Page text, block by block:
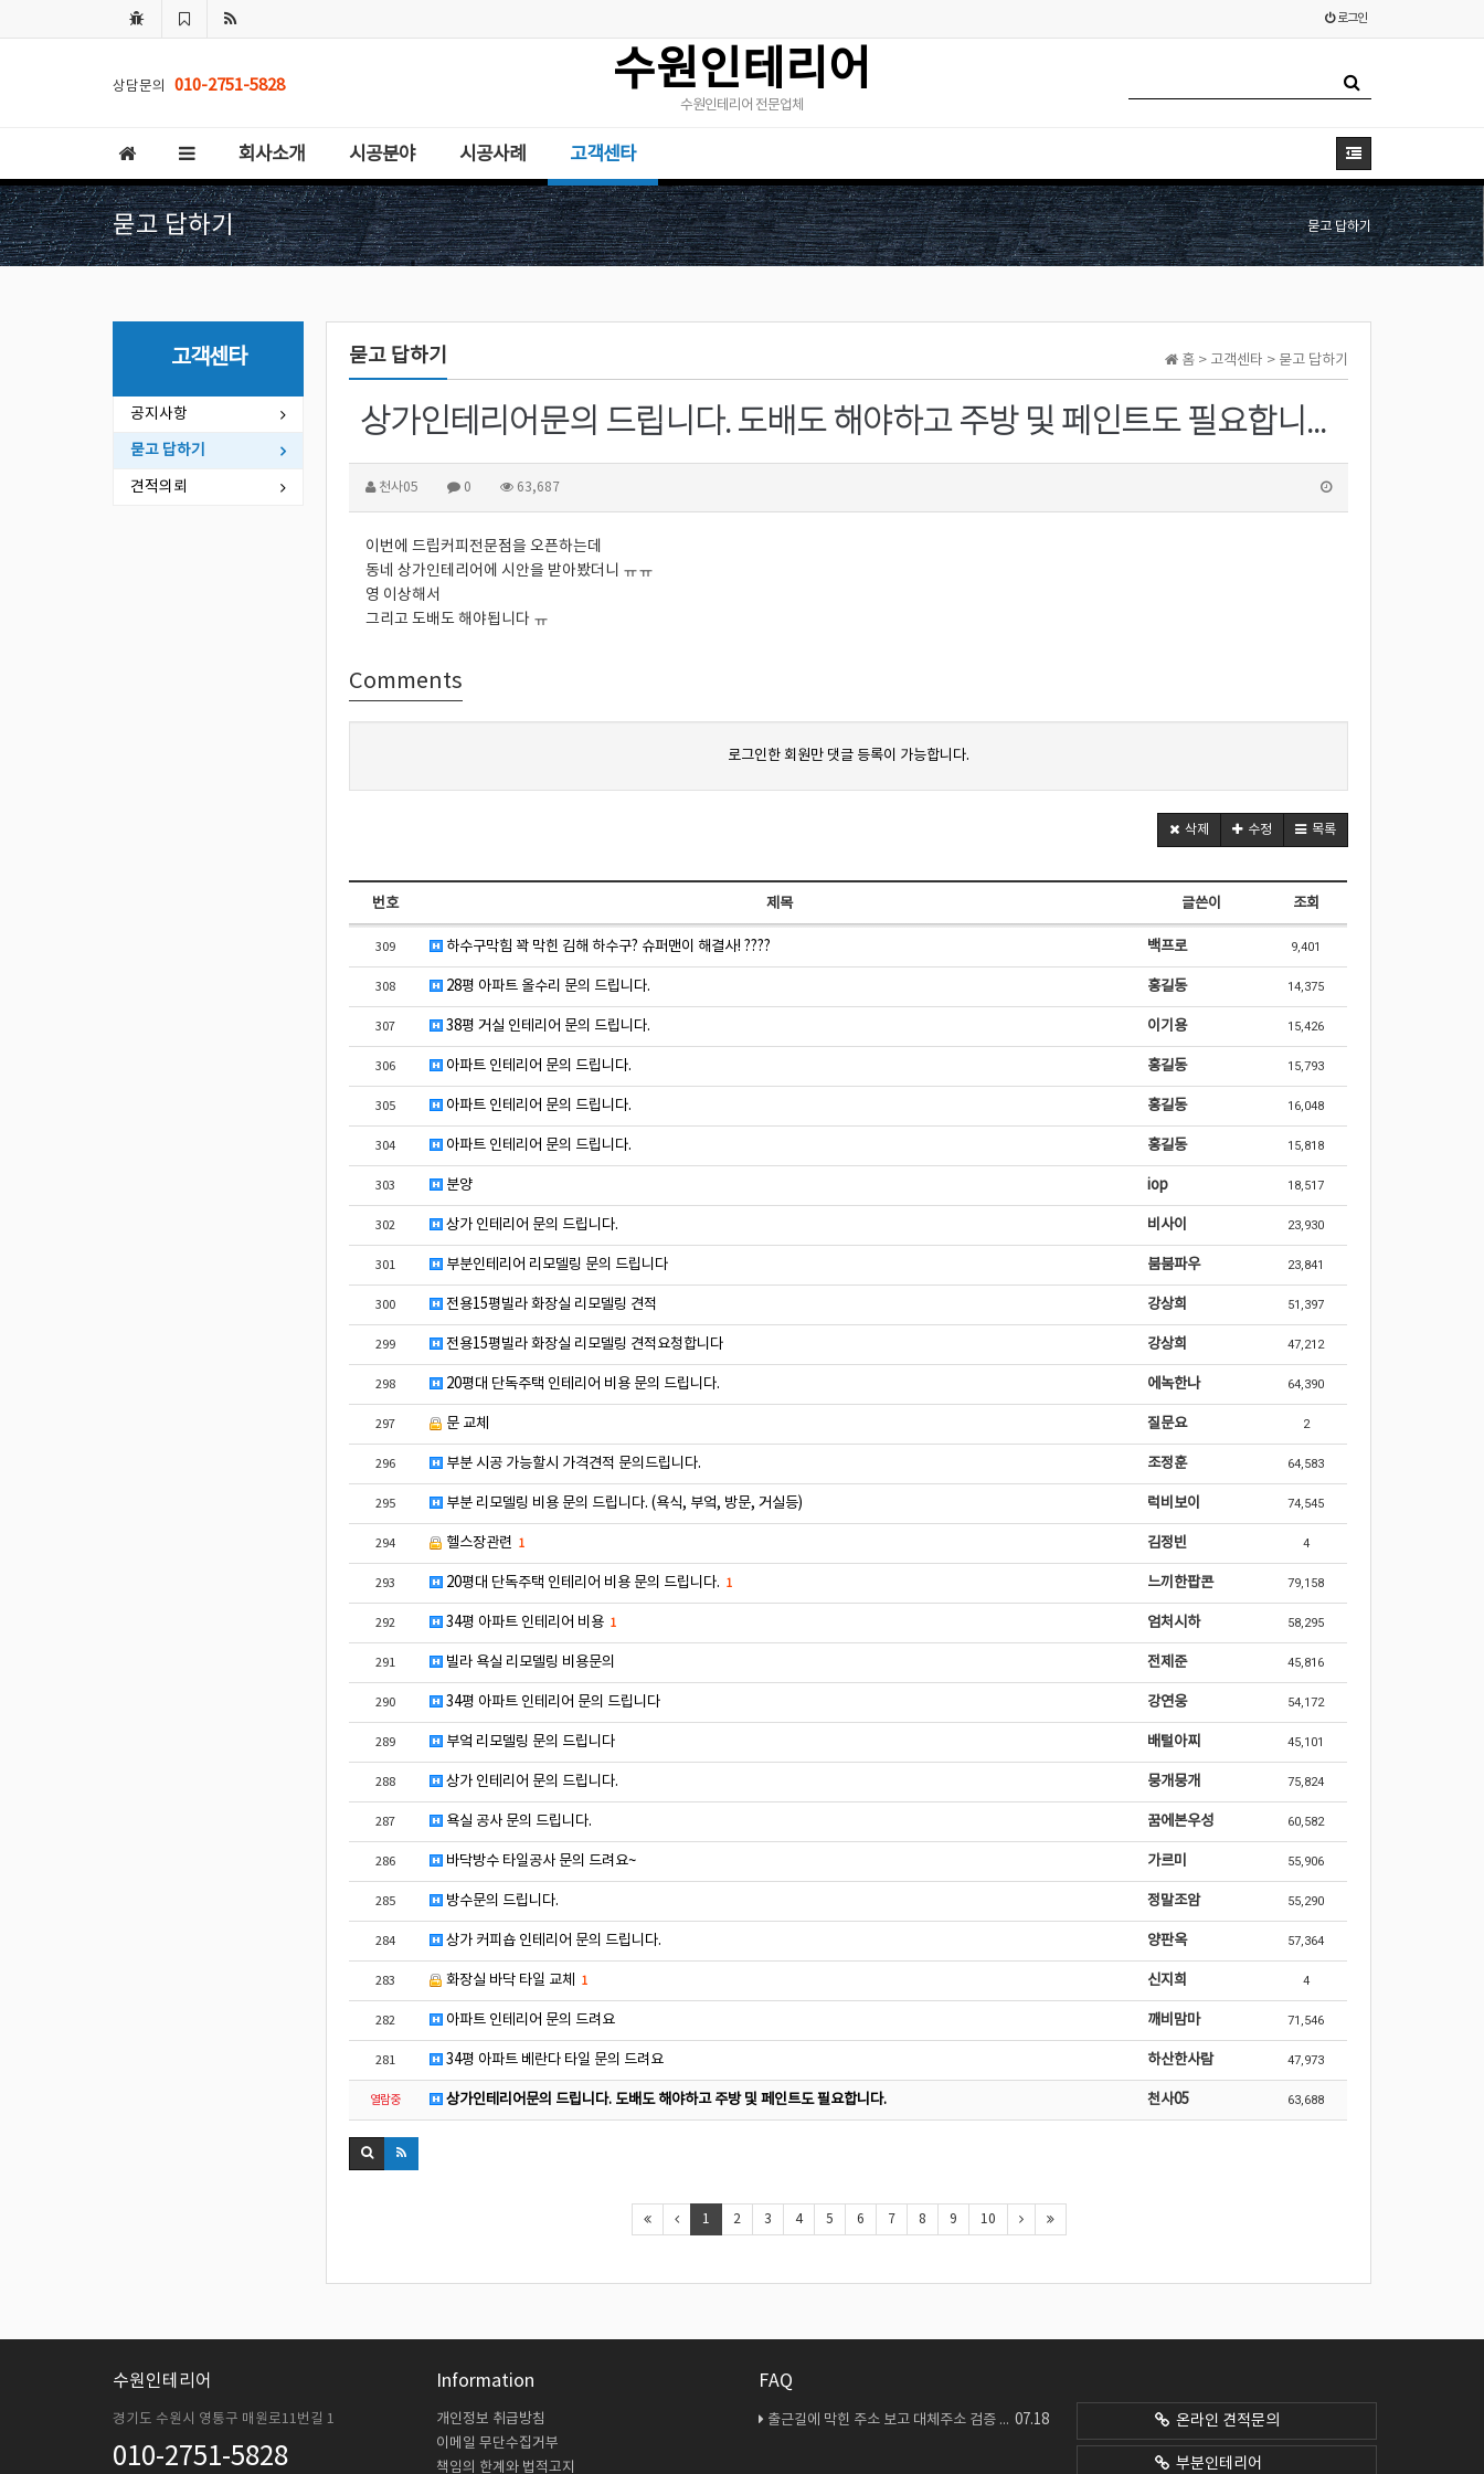
로그인
상담문의 010-2751-5828 수원인테리어
수원인테리어 전문업체
회사소개 시공분야 시공사례 고객센타
묻고 답하기 묻고 답하기
홈 > 고객센타 > 묻고 답하기
묻고 답하기
상가인테리어문의 드립니다. 도배도 해야하고 주방 및 페인트도 필요합니다.
천사05 0 63,687
이번에 드립커피전문점을 오픈하는데
동네 상가인테리어에 시안을 받아봤더니 ㅠㅠ
영 이상해서
그리고 도배도 해야됩니다 ㅠ
Comments
로그인한 회원만 댓글 등록이 가능합니다.
삭제 수정 목록
번호 제목 글쓴이 조회
309 하수구막힘 꽉 막힌 김해 하수구? 슈퍼맨이 해결사! ???? 백프로 9,401
308 28평 아파트 올수리 문의 드립니다. 홍길동 14,375
307 38평 거실 인테리어 문의 드립니다. 이기용 15,426
306 아파트 인테리어 문의 드립니다. 홍길동 15,793
305 아파트 인테리어 문의 드립니다. 홍길동 16,048
304 아파트 인테리어 문의 드립니다. 홍길동 15,818
303 분양 iop 18,517
302 상가 인테리어 문의 드립니다. 비사이 23,930
301 부분인테리어 리모델링 문의 드립니다 붐붐파우 23,841
300 전용15평빌라 화장실 리모델링 견적 강상희 51,397
299 전용15평빌라 화장실 리모델링 견적요청합니다 강상희 47,212
298 20평대 단독주택 인테리어 비용 문의 드립니다. 에녹한나 64,390
297 문 교체 질문요 2
296 부분 시공 가능할시 가격견적 문의드립니다. 조정훈 64,583
295 부분 리모델링 비용 문의 드립니다. (욕식, 부엌, 방문, 거실등) 럭비보이 74,545
294 헬스장관련 1 김정빈 4
293 20평대 단독주택 인테리어 비용 문의 드립니다. 1 느끼한팝콘 79,158
292 34평 아파트 인테리어 비용 1 엄처시하 58,295
291 빌라 욕실 리모델링 비용문의 전제준 45,816
290 34평 아파트 인테리어 문의 드립니다 강연웅 54,172
289 부엌 리모델링 문의 드립니다 배털아찌 45,101
288 상가 인테리어 문의 드립니다. 뭉개뭉개 75,824
287 욕실 공사 문의 드립니다. 꿈에본우성 60,582
286 바닥방수 타일공사 문의 드려요~ 가르미 55,906
285 방수문의 드립니다. 정말조암 55,290
284 상가 커피숍 인테리어 문의 드립니다. 양판옥 57,364
283 화장실 바닥 타일 교체 1 신지희 4
282 아파트 인테리어 문의 드려요 깨비맘마 71,546
281 34평 아파트 베란다 타일 문의 드려요 하산한사람 47,973
열람중 상가인테리어문의 드립니다. 도배도 해야하고 주방 및 페인트도 필요합니다. 천사05 63,688
1 2 3 4 5 6 7 8 9 10
고객센타
공지사항
묻고 답하기
견적의뢰
수원인테리어
경기도 수원시 영통구 매원로11번길 1
010-2751-5828
Information
개인정보 취급방침
이메일 무단수집거부
책임의 한계와 법적고지
FAQ
07.18
출근길에 막힌 주소 보고 대체주소 검증 다시 해봤네요 온라인 견적문의
부분인테리어